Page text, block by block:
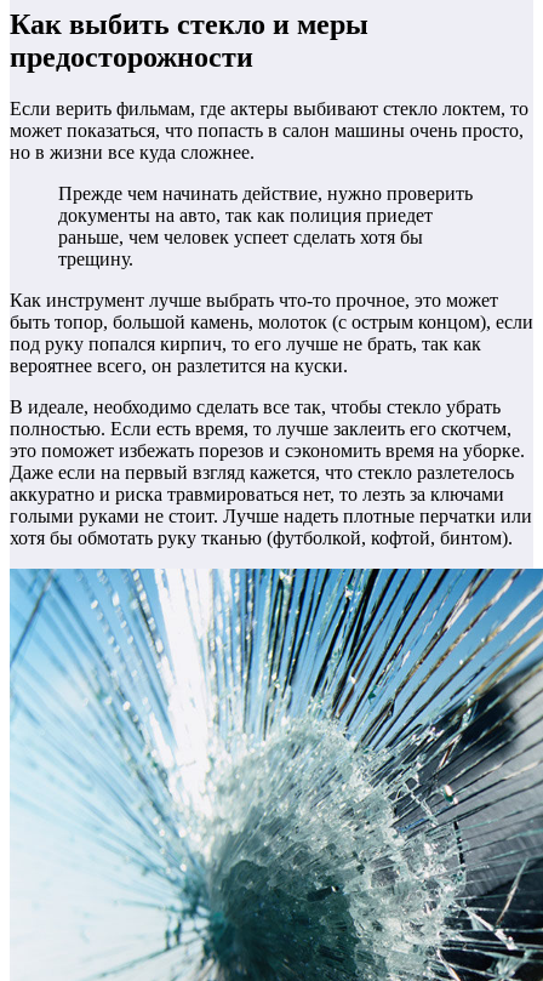
Как выбить стекло и меры
предосторожности
Если верить фильмам, где актеры выбивают стекло локтем, то
может показаться, что попасть в салон машины очень просто,
но в жизни все куда сложнее.
Прежде чем начинать действие, нужно проверить
документы на авто, так как полиция приедет
раньше, чем человек успеет сделать хотя бы
трещину.
Как инструмент лучше выбрать что-то прочное, это может
быть топор, большой камень, молоток (с острым концом), если
под руку попался кирпич, то его лучше не брать, так как
вероятнее всего, он разлетится на куски.
В идеале, необходимо сделать все так, чтобы стекло убрать
полностью. Если есть время, то лучше заклеить его скотчем,
это поможет избежать порезов и сэкономить время на уборке.
Даже если на первый взгляд кажется, что стекло разлетелось
аккуратно и риска травмироваться нет, то лезть за ключами
голыми руками не стоит. Лучше надеть плотные перчатки или
хотя бы обмотать руку тканью (футболкой, кофтой, бинтом).